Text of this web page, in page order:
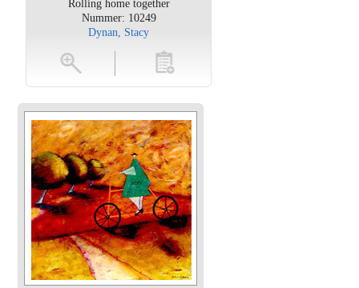
Rolling home together
Nummer: 10249
Dynan, Stacy
toevoegen